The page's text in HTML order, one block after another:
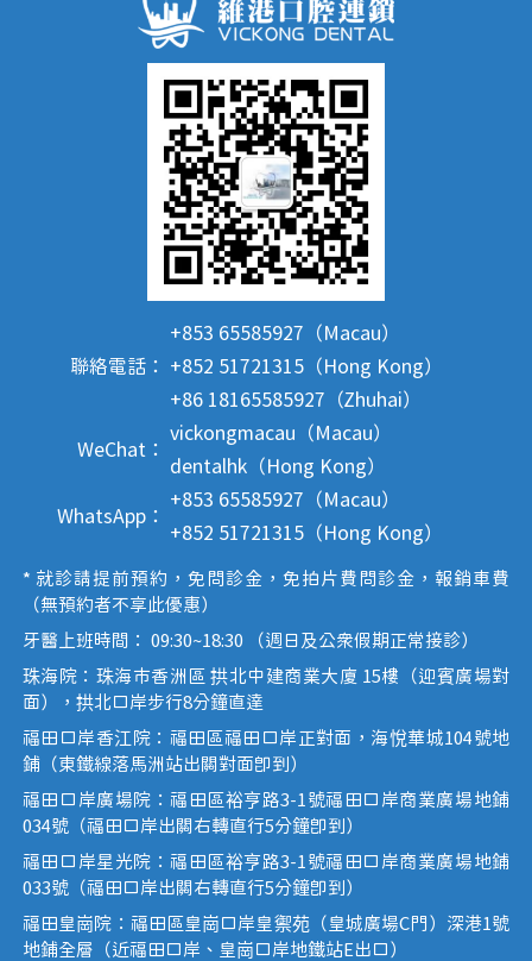
聯絡電話：
+853 65585927（Macau）
+852 51721315（Hong Kong）
+86 18165585927（Zhuhai）
WeChat：
vickongmacau（Macau）
dentalhk（Hong Kong）
WhatsApp：
+853 65585927（Macau）
+852 51721315（Hong Kong）
* 就診請提前預約，免問診金，免拍片費問診金，報銷車費
（無預約者不享此優惠）
牙醫上班時間： 09:30~18:30 （週日及公眾假期正常接診）
珠海院：珠海市香洲區 拱北中建商業大廈 15樓（迎賓廣場對
面），拱北口岸步行8分鐘直達
福田口岸香江院：福田區福田口岸正對面，海悅華城104號地
鋪（東鐵線落馬洲站出關對面即到）
福田口岸廣場院：福田區裕亨路3-1號福田口岸商業廣場地鋪
034號（福田口岸出關右轉直行5分鐘即到）
福田口岸星光院：福田區裕亨路3-1號福田口岸商業廣場地鋪
033號（福田口岸出關右轉直行5分鐘即到）
福田皇崗院：福田區皇崗口岸皇禦苑（皇城廣場C門）深港1號
地鋪全層（近福田口岸、皇崗口岸地鐵站E出口）